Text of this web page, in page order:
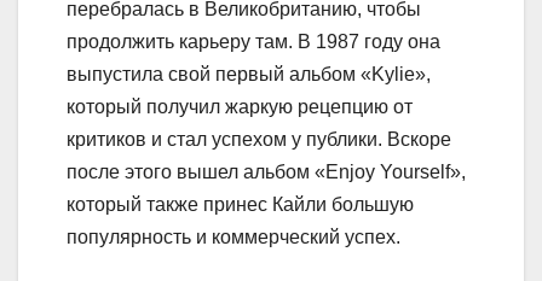
перебралась в Великобританию, чтобы
продолжить карьеру там. В 1987 году она
выпустила свой первый альбом «Kylie»,
который получил жаркую рецепцию от
критиков и стал успехом у публики. Вскоре
после этого вышел альбом «Enjoy Yourself»,
который также принес Кайли большую
популярность и коммерческий успех.